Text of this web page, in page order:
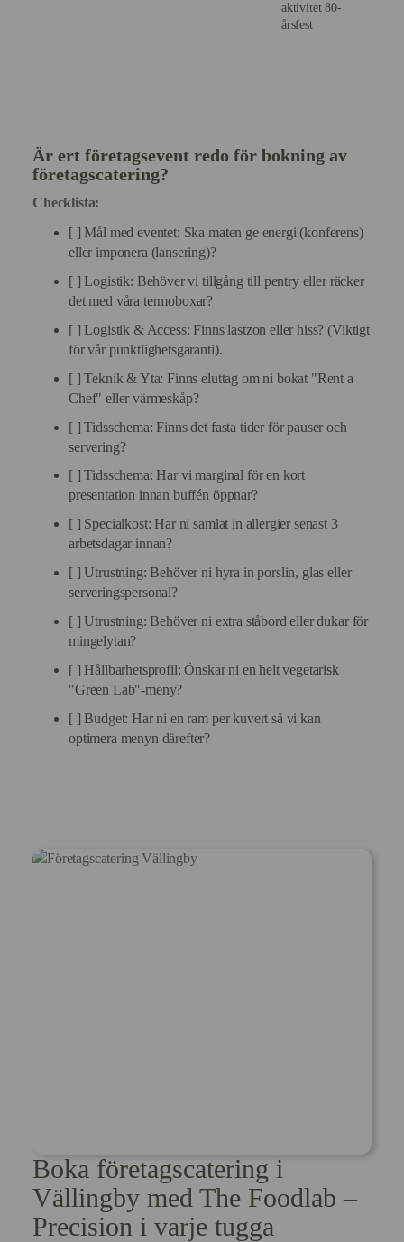
aktivitet 80-
årsfest
Är ert företagsevent redo för bokning av
företagscatering?
Checklista:
[ ] Mål med eventet: Ska maten ge energi (konferens)
eller imponera (lansering)?
[ ] Logistik: Behöver vi tillgång till pentry eller räcker
det med våra termoboxar?
[ ] Logistik & Access: Finns lastzon eller hiss? (Viktigt
för vår punktlighetsgaranti).
[ ] Teknik & Yta: Finns eluttag om ni bokat "Rent a
Chef" eller värmeskåp?
[ ] Tidsschema: Finns det fasta tider för pauser och
servering?
[ ] Tidsschema: Har vi marginal för en kort
presentation innan buffén öppnar?
[ ] Specialkost: Har ni samlat in allergier senast 3
arbetsdagar innan?
[ ] Utrustning: Behöver ni hyra in porslin, glas eller
serveringspersonal?
[ ] Utrustning: Behöver ni extra ståbord eller dukar för
mingelytan?
[ ] Hållbarhetsprofil: Önskar ni en helt vegetarisk
"Green Lab"-meny?
[ ] Budget: Har ni en ram per kuvert så vi kan
optimera menyn därefter?
Boka företagscatering i
Vällingby med The Foodlab –
Precision i varje tugga